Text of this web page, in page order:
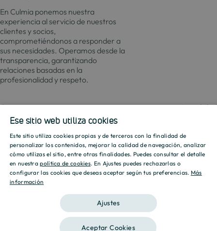
En Culmia ponemos nuestra
experiencia al servicio de nuestros
clientes y socios,
comprometiéndonos a responder a
sus necesidades. Operamos desde la
transparencia, garantizando
relaciones basadas en la
profesionalidad y respeto.
Contacto Actualidad
Promociones
Madrid
Barcelona
Culmia
Sobre
nosotros
Sala
de
prensa
Líneas
de
negocio
Vivienda
Vivienda
Asequible
Vivienda
Alquiler
Actualidad
Tendencias
Innovación
Recursos
SPANISH
ENGLISH
Ese sitio web utiliza cookies
Este sitio utiliza cookies propias y de terceros con la finalidad de
personalizar los contenidos, mejorar la calidad de navegación, analizar
cómo utilizas el sitio, entre otras finalidades. Puedes consultar el detalle
en nuestrapolítica de cookies. En Ajustes puedes rechazarlas o
configurar las cookies que deseas aceptar según tus preferencias. Más
información
Ajustes
Aceptar Cookies